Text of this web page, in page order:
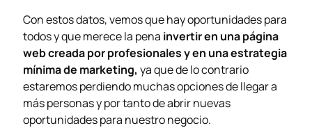
Con estos datos, vemos que hay oportunidades para
todos y que merece la pena invertir en una página
web creada por profesionales y en una estrategia
mínima de marketing, ya que de lo contrario
estaremos perdiendo muchas opciones de llegar a
más personas y por tanto de abrir nuevas
oportunidades para nuestro negocio.